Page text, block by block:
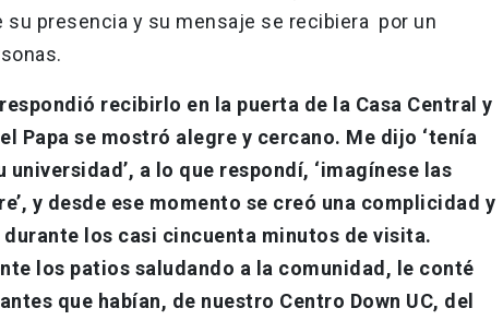
su presencia y su mensaje se recibiera por un
recibirlo en la puerta de la Casa Central y
Papa se mostró alegre y cercano. Me dijo ‘tenía
a lo que respondí, ‘imagínese las
y desde ese momento se creó una complicidad y
los casi cincuenta minutos de visita.
los patios saludando a la comunidad, le conté
que habían, de nuestro Centro Down UC, del